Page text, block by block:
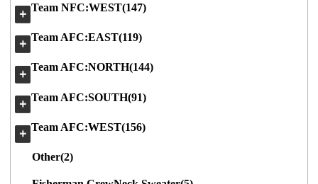
＋
Team NFC:WEST(147)
＋
Team AFC:EAST(119)
＋
Team AFC:NORTH(144)
＋
Team AFC:SOUTH(91)
＋
Team AFC:WEST(156)
Other(2)